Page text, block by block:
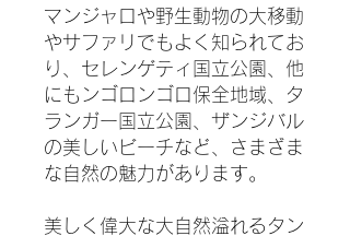
マンジャロや野生動物の大移動
やサファリでもよく知られてお
り、セレンゲティ国立公園、他
にもンゴロンゴロ保全地域、タ
ランガー国立公園、ザンジバル
の美しいビーチなど、さまざま
な自然の魅力があります。
美しく偉大な大自然溢れるタン